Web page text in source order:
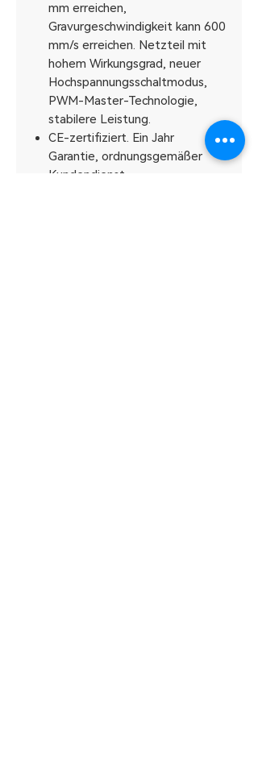
mm erreichen,
Gravurgeschwindigkeit kann 600
mm/s erreichen. Netzteil mit
hohem Wirkungsgrad, neuer
Hochspannungsschaltmodus,
PWM-Master-Technologie,
stabilere Leistung.
CE-zertifiziert. Ein Jahr
Garantie, ordnungsgemäßer
Kundendienst.